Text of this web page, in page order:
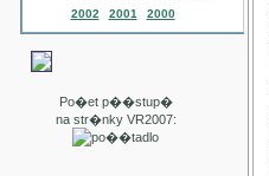
2002
2001 2000
Po�et p��stup�
na str�nky VR2007: